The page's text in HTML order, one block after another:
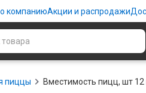
компаниюАкции и распродажи
пиццы Вместимость пицц, шт 12